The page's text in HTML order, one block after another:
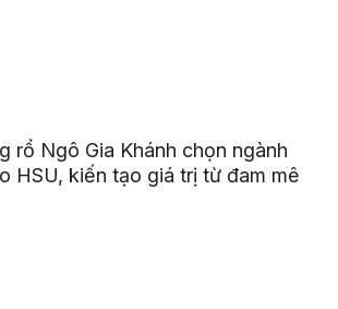
rổ Ngô Gia Khánh chọn ngành
HSU, kiến tạo giá trị từ đam mê